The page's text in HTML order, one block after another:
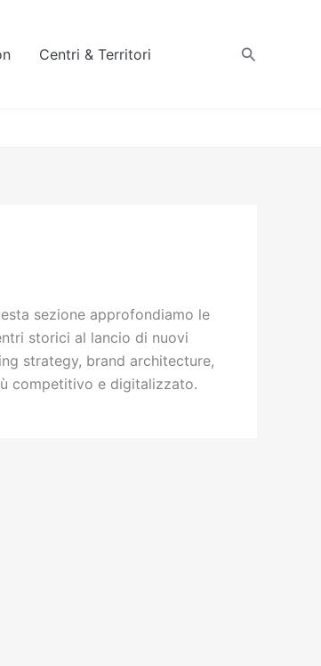
Centri & Territori Cerca
sezione approfondiamo le
storici al lancio di nuovi
strategy, brand architecture,
competitivo e digitalizzato.